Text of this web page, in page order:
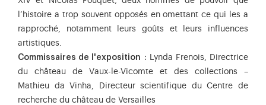
l’histoire a trop souvent opposés en omettant ce qui les a
rapproché, notamment leurs goûts et leurs influences
artistiques.
Commissaires de l'exposition : Lynda Frenois, Directrice
du château de Vaux-le-Vicomte et des collections –
Mathieu da Vinha, Directeur scientifique du Centre de
recherche du château de Versailles